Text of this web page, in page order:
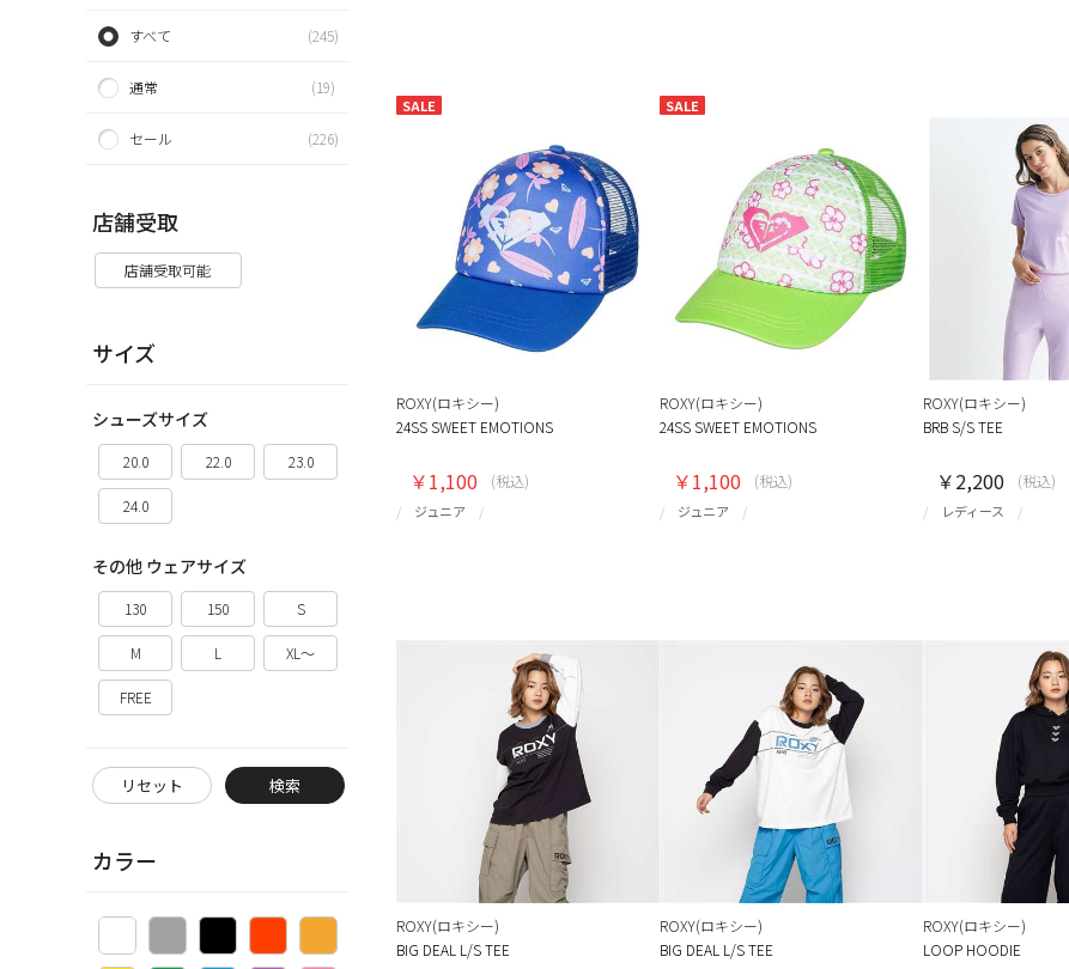
すべて (245)
通常 (19)
セール (226)
店舗受取
店舗受取可能
サイズ
シューズサイズ
20.0 22.0 23.0
24.0
その他 ウェアサイズ
130 150 S
M L XL～
FREE
リセット 検索
カラー
SALE
ROXY(ロキシー)
24SS SWEET EMOTIONS
ジュニア
￥1,100 (税込)
SALE
ROXY(ロキシー)
24SS SWEET EMOTIONS
ジュニア
￥1,100 (税込)
ROXY(ロキシー)
BRB S/S TEE
レディース
￥2,200 (税込)
ROXY(ロキシー)
BIG DEAL L/S TEE
ROXY(ロキシー)
BIG DEAL L/S TEE
ROXY(ロキシー)
LOOP HOODIE